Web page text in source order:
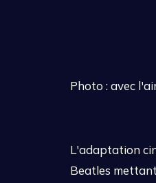
Photo : avec
L'adaptation
Beatles